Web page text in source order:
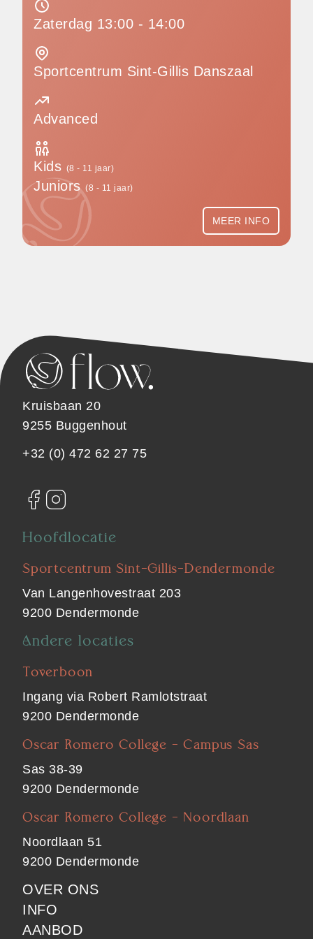
Zaterdag 13:00 - 14:00
Sportcentrum Sint-Gillis Danszaal
Advanced
Kids (8 - 11 jaar)
Juniors (8 - 11 jaar)
MEER INFO
Kruisbaan 20
9255 Buggenhout
+32 (0) 472 62 27 75
Hoofdlocatie
Sportcentrum Sint-Gillis-Dendermonde
Van Langenhovestraat 203
9200 Dendermonde
Andere locaties
Toverboon
Ingang via Robert Ramlotstraat
9200 Dendermonde
Oscar Romero College - Campus Sas
Sas 38-39
9200 Dendermonde
Oscar Romero College - Noordlaan
Noordlaan 51
9200 Dendermonde
FOOTER
MAIN
OVER ONS
INFO
AANBOD